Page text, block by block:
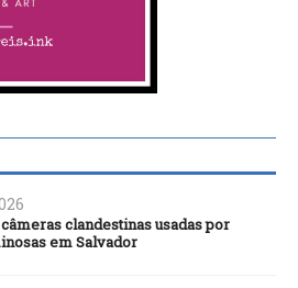
clandestinas usadas por
em Salvador